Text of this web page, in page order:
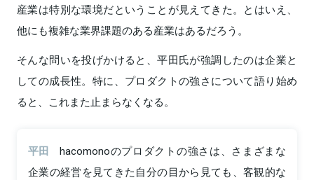
産業は特別な環境だということが見えてきた。とはいえ、
他にも複雑な業界課題のある産業はあるだろう。
そんな問いを投げかけると、平田氏が強調したのは企業と
しての成長性。特に、プロダクトの強さについて語り始め
ると、これまた止まらなくなる。
平田
hacomonoのプロダクトの強さは、さまざまな
企業の経営を見てきた自分の目から見ても、客観的な